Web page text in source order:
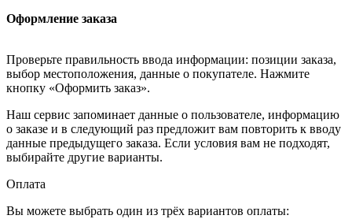
Оформление заказа
Проверьте правильность ввода информации: позиции заказа,
выбор местоположения, данные о покупателе. Нажмите
кнопку «Оформить заказ».
Наш сервис запоминает данные о пользователе, информацию
о заказе и в следующий раз предложит вам повторить к вводу
данные предыдущего заказа. Если условия вам не подходят,
выбирайте другие варианты.
Оплата
Вы можете выбрать один из трёх вариантов оплаты: